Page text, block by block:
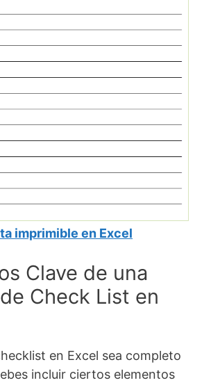
imprimible en Excel
Clave de una
Check List en
en Excel sea completo
incluir ciertos elementos